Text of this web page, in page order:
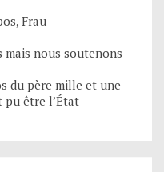
Frau
nous soutenons
du père mille et une
pu être l’État